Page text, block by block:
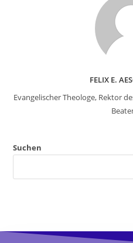
FELIX E.
Evangelischer Theologe, Rektor
Suchen